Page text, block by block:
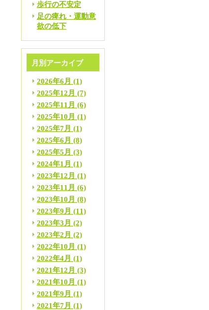
歩行の不安定
足の痺れ・運動意
欲の低下
月別アーカイブ
2026年6月 (1)
2025年12月 (7)
2025年11月 (6)
2025年10月 (1)
2025年7月 (1)
2025年6月 (8)
2025年5月 (3)
2024年1月 (1)
2023年12月 (1)
2023年11月 (6)
2023年10月 (8)
2023年9月 (11)
2023年3月 (2)
2023年2月 (2)
2022年10月 (1)
2022年4月 (1)
2021年12月 (3)
2021年10月 (1)
2021年9月 (1)
2021年7月 (1)